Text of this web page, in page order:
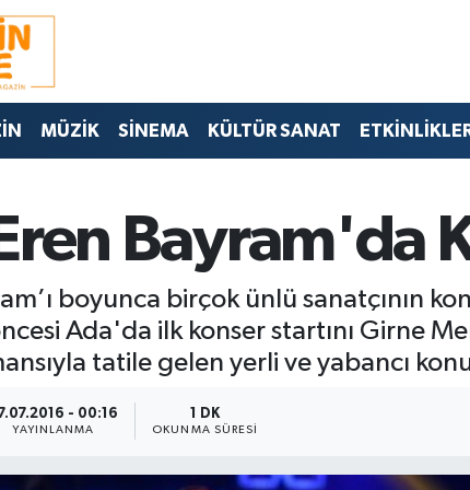
MÜZİK SİNEMA KÜLTÜR SANAT
Bayram'da
boyunca birçok ünlü sanatçının
Ada'da ilk konser startını Girne
tatile gelen yerli ve yabancı
- 00:16
YAYINLANMA
1 DK
OKUNMA SÜRESI